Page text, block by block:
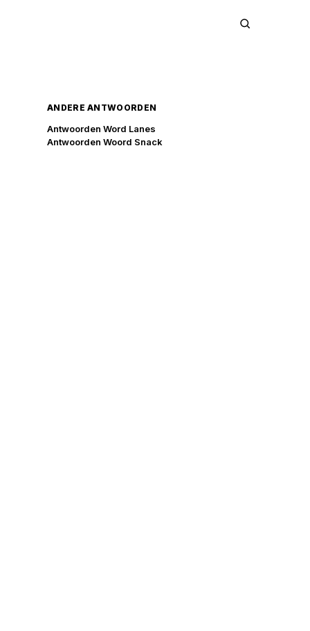
ANDERE ANTWOORDEN
Antwoorden Word Lanes
Antwoorden Woord Snack